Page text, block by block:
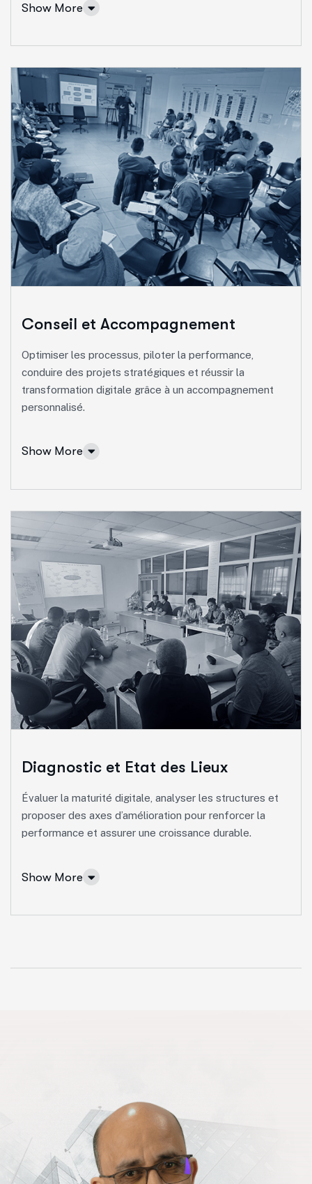
Show More
Ingénierie et Formation
Concevoir des parcours sur mesure, évaluer les
compétences et proposer des formations adaptées
pour renforcer les savoir-faire et accompagner le
développement professionnel.
Elaborer des bilans de compétences
Formation intra-entreprise
Conseil et Accompagnement
Optimiser les processus, piloter la performance,
conduire des projets stratégiques et réussir la
transformation digitale grâce à un accompagnement
personnalisé.
Show More
Conseil et Accompagnement
Optimiser les processus, piloter la performance,
conduire des projets stratégiques et réussir la
transformation digitale grâce à un accompagnement
personnalisé.
Conduite des projets
performance
Diagnostic et Etat des Lieux
Évaluer la maturité digitale, analyser les structures et
proposer des axes d’amélioration pour renforcer la
performance et assurer une croissance durable.
Show More
proposer des axes d’amélioration pour renforcer la
performance et assurer une croissance durable.
Maturité digitale
Stratégie, Structure & Organisation